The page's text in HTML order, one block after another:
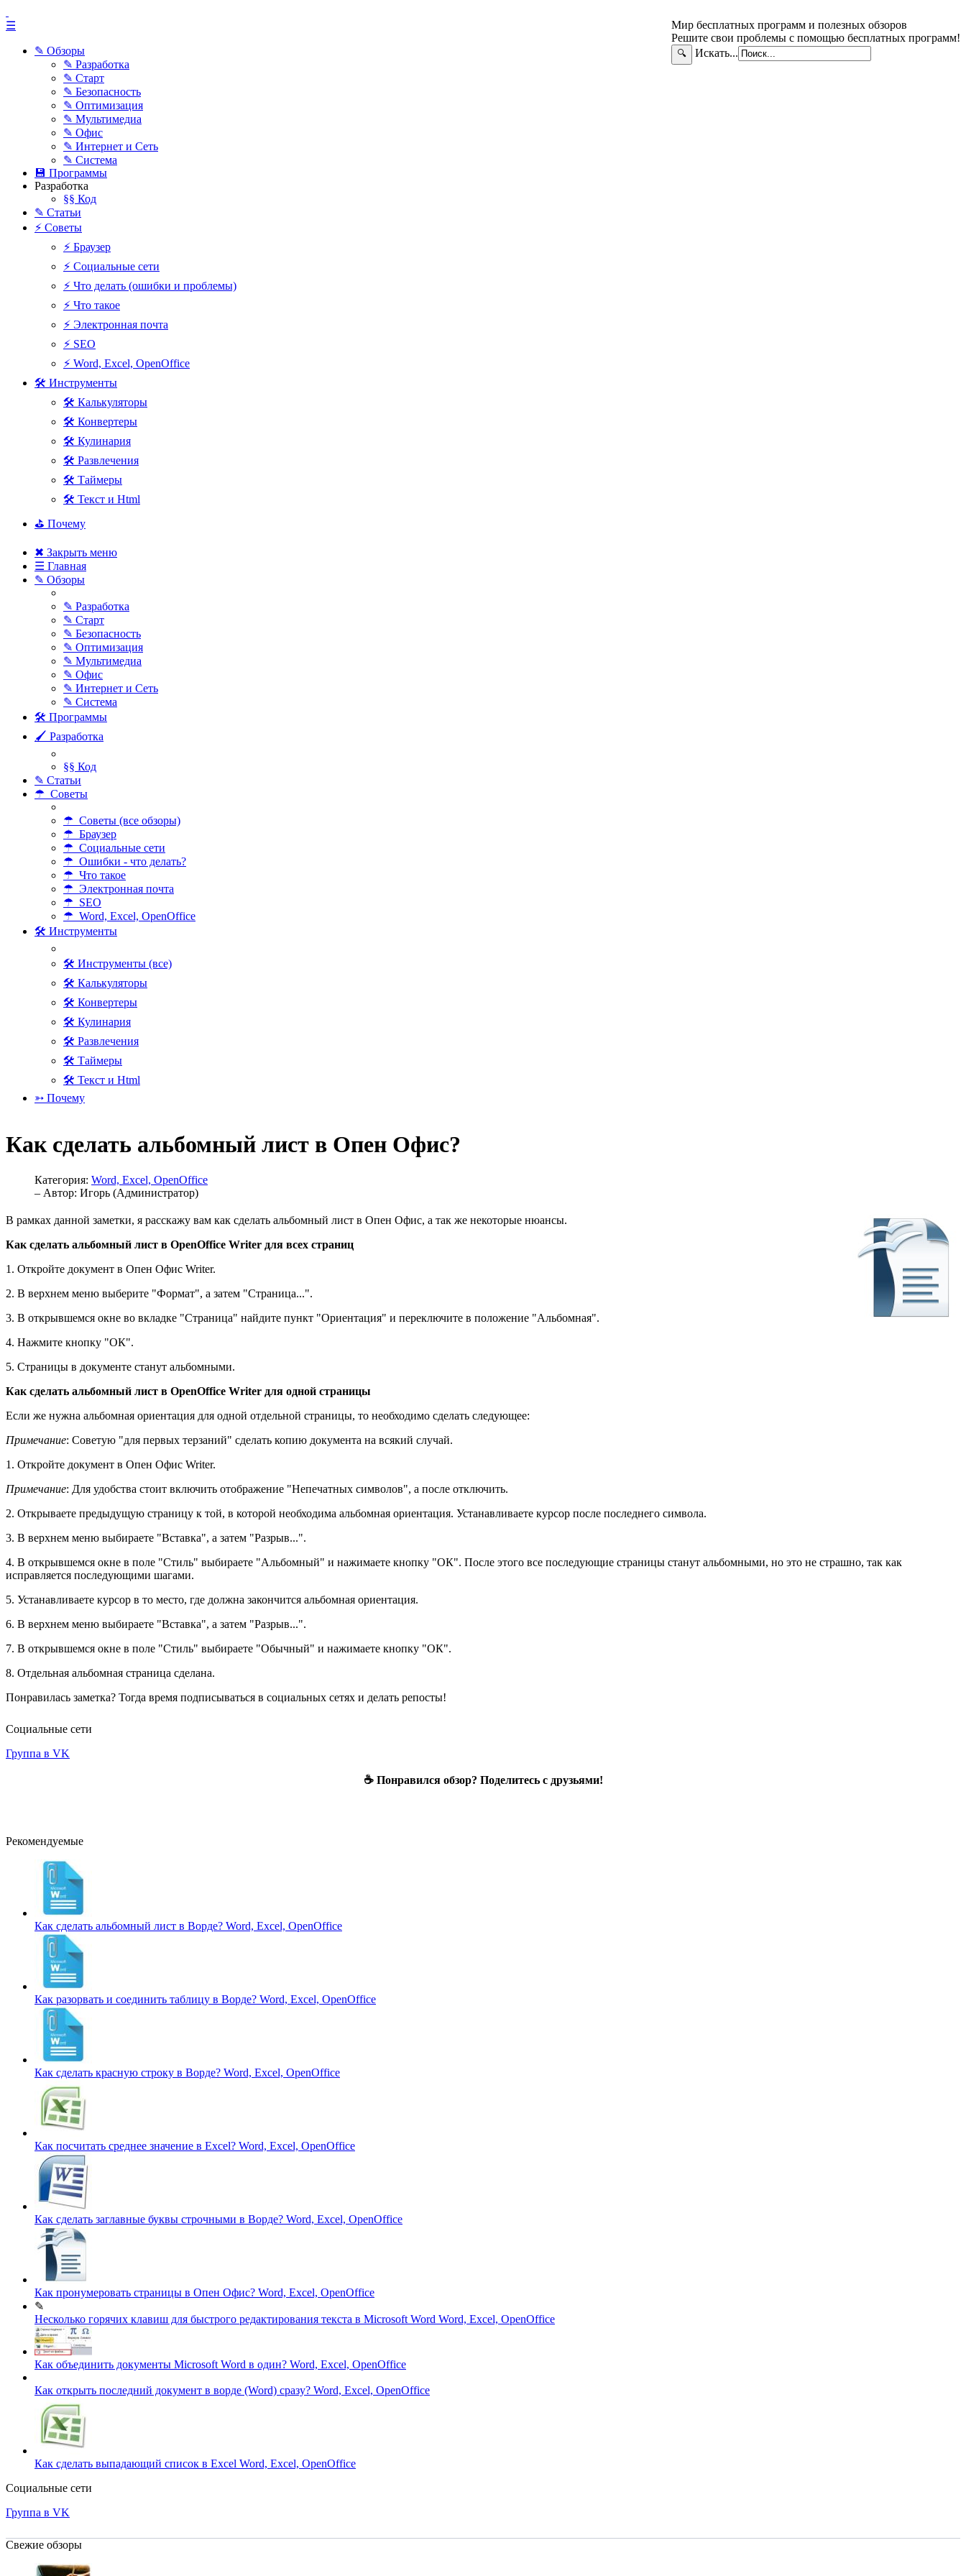
Мир бесплатных программ и полезных обзоров
Решите свои проблемы с помощью бесплатных программ!
🔍 Искать...
☰
✎ Обзоры
✎ Разработка
✎ Старт
✎ Безопасность
✎ Оптимизация
✎ Мультимедиа
✎ Офис
✎ Интернет и Сеть
✎ Система
💾 Программы
Разработка
§§ Код
✎ Статьи
⚡ Советы
⚡ Браузер
⚡ Социальные сети
⚡ Что делать (ошибки и проблемы)
⚡ Что такое
⚡ Электронная почта
⚡ SEO
⚡ Word, Excel, OpenOffice
🛠 Инструменты
🛠 Калькуляторы
🛠 Конвертеры
🛠 Кулинария
🛠 Развлечения
🛠 Таймеры
🛠 Текст и Html
⛳ Почему
✖ Закрыть меню
☰ Главная
✎ Обзоры
✎ Разработка
✎ Старт
✎ Безопасность
✎ Оптимизация
✎ Мультимедиа
✎ Офис
✎ Интернет и Сеть
✎ Система
🛠 Программы
🖌 Разработка
§§ Код
✎ Статьи
☂ Советы
☂ Советы (все обзоры)
☂ Браузер
☂ Социальные сети
☂ Ошибки - что делать?
☂ Что такое
☂ Электронная почта
☂ SEO
☂ Word, Excel, OpenOffice
🛠 Инструменты
🛠 Инструменты (все)
🛠 Калькуляторы
🛠 Конвертеры
🛠 Кулинария
🛠 Развлечения
🛠 Таймеры
🛠 Текст и Html
➳ Почему
Как сделать альбомный лист в Опен Офис?
Категория: Word, Excel, OpenOffice
– Автор: Игорь (Администратор)
В рамках данной заметки, я расскажу вам как сделать альбомный лист в Опен Офис, а так же некоторые нюансы.
Как сделать альбомный лист в OpenOffice Writer для всех страниц
1. Откройте документ в Опен Офис Writer.
2. В верхнем меню выберите "Формат", а затем "Страница...".
3. В открывшемся окне во вкладке "Страница" найдите пункт "Ориентация" и переключите в положение "Альбомная".
4. Нажмите кнопку "ОК".
5. Страницы в документе станут альбомными.
Как сделать альбомный лист в OpenOffice Writer для одной страницы
Если же нужна альбомная ориентация для одной отдельной страницы, то необходимо сделать следующее:
Примечание: Советую "для первых терзаний" сделать копию документа на всякий случай.
1. Откройте документ в Опен Офис Writer.
Примечание: Для удобства стоит включить отображение "Непечатных символов", а после отключить.
2. Открываете предыдущую страницу к той, в которой необходима альбомная ориентация. Устанавливаете курсор после последнего символа.
3. В верхнем меню выбираете "Вставка", а затем "Разрыв...".
4. В открывшемся окне в поле "Стиль" выбираете "Альбомный" и нажимаете кнопку "ОК". После этого все последующие страницы станут альбомными, но это не страшно, так как
исправляется последующими шагами.
5. Устанавливаете курсор в то место, где должна закончится альбомная ориентация.
6. В верхнем меню выбираете "Вставка", а затем "Разрыв...".
7. В открывшемся окне в поле "Стиль" выбираете "Обычный" и нажимаете кнопку "ОК".
8. Отдельная альбомная страница сделана.
Понравилась заметка? Тогда время подписываться в социальных сетях и делать репосты!
Социальные сети
Группа в VK
☕ Понравился обзор? Поделитесь с друзьями!
Рекомендуемые
Как сделать альбомный лист в Ворде? Word, Excel, OpenOffice
Как разорвать и соединить таблицу в Ворде? Word, Excel, OpenOffice
Как сделать красную строку в Ворде? Word, Excel, OpenOffice
Как посчитать среднее значение в Excel? Word, Excel, OpenOffice
Как сделать заглавные буквы строчными в Ворде? Word, Excel, OpenOffice
Как пронумеровать страницы в Опен Офис? Word, Excel, OpenOffice
✎
Несколько горячих клавиш для быстрого редактирования текста в Microsoft Word Word, Excel, OpenOffice
Как объединить документы Microsoft Word в один? Word, Excel, OpenOffice
Как открыть последний документ в ворде (Word) сразу? Word, Excel, OpenOffice
Как сделать выпадающий список в Excel Word, Excel, OpenOffice
Социальные сети
Группа в VK
Свежие обзоры